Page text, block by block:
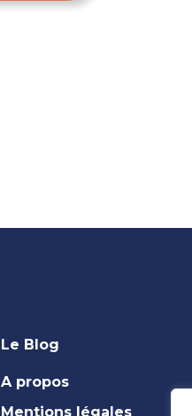
Le Blog
A propos
Mentions légales